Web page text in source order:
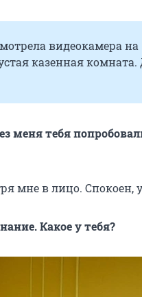
видеокамера на
казенная комната.
меня тебя
мне в лицо. Спокоен,
Какое у тебя?